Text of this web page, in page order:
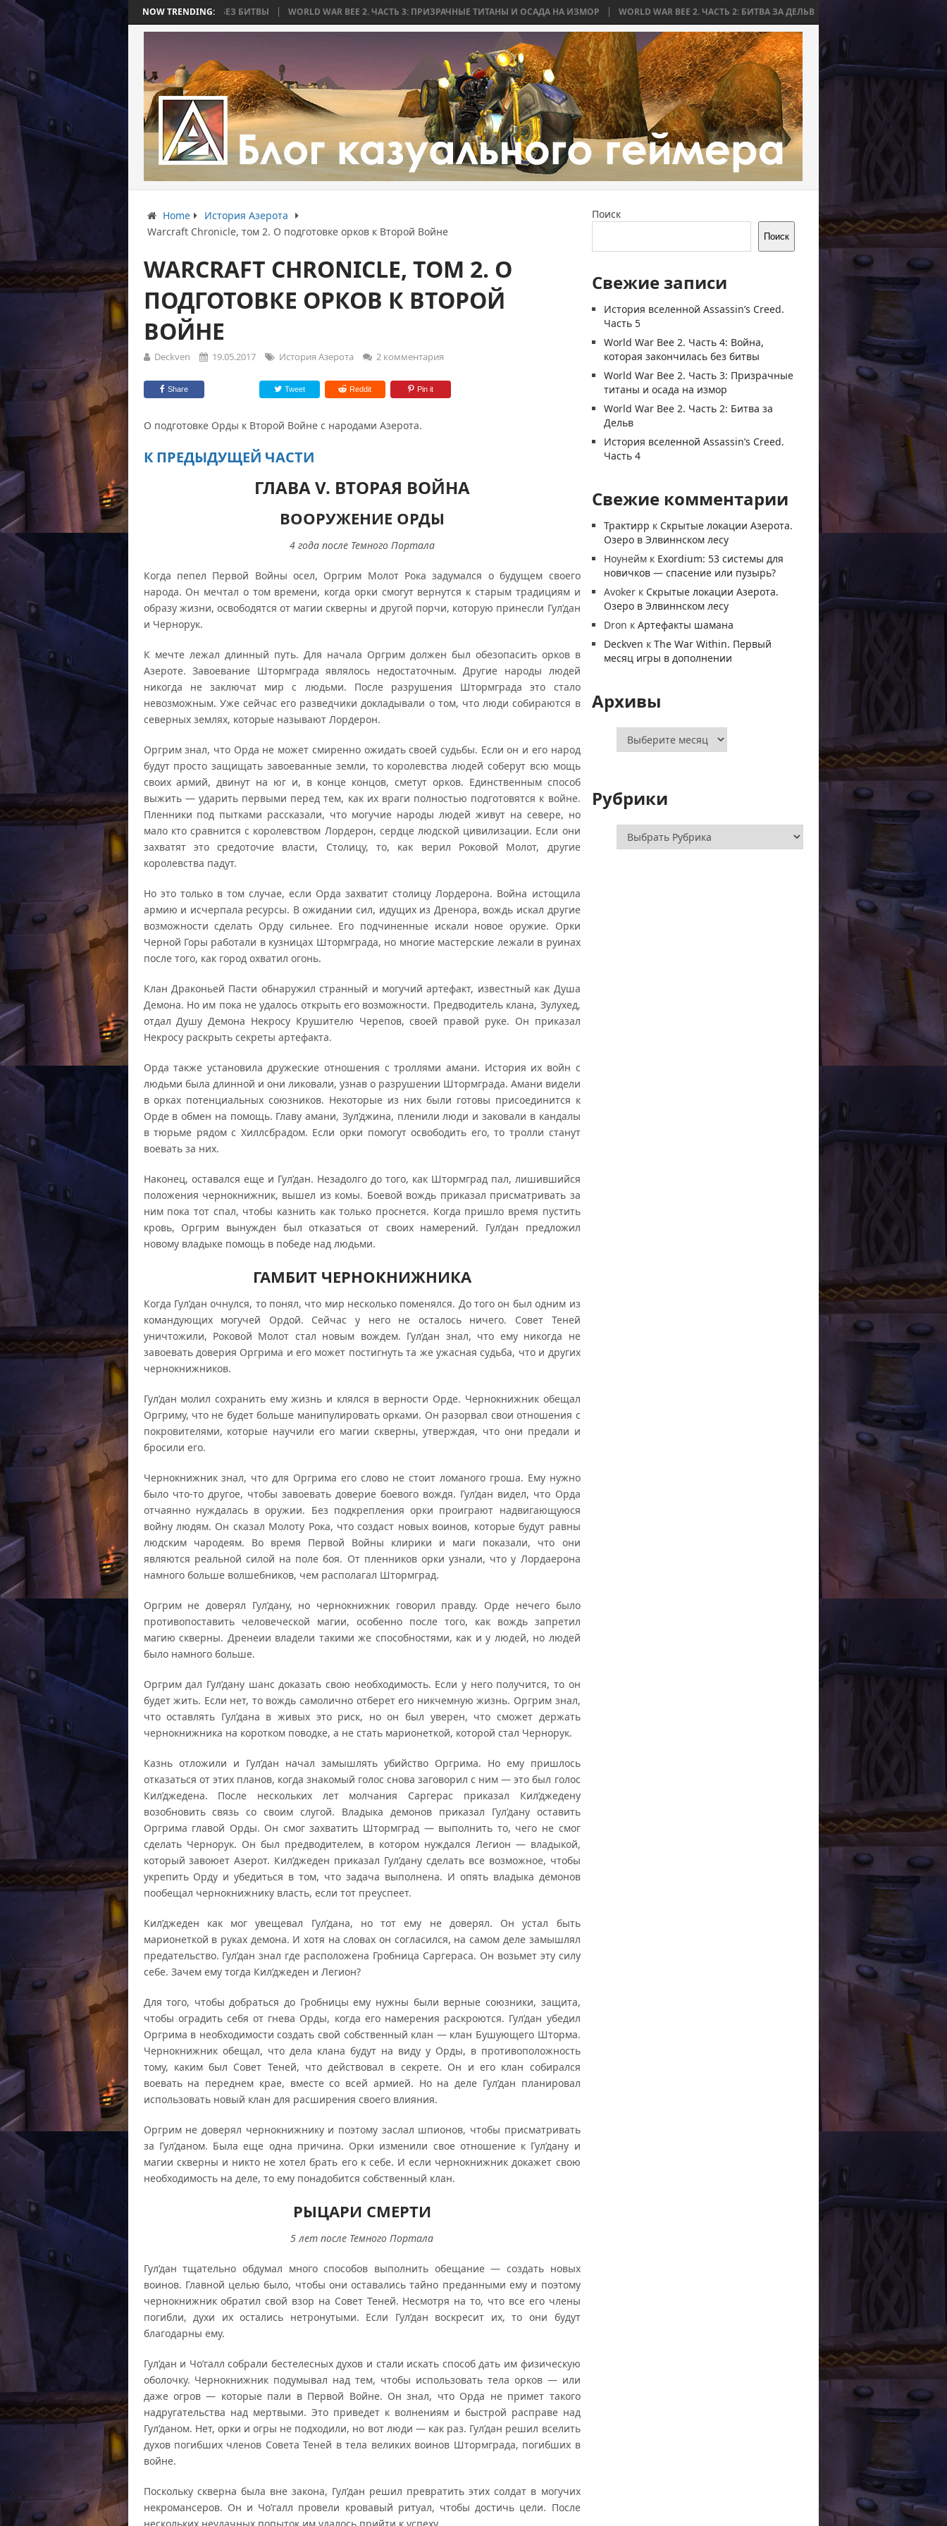
NOW TRENDING:
4: ВОЙНА, КОТОРАЯ ЗАКОНЧИЛАСЬ БЕЗ БИТВЫ WORLD WAR BEE 2. ЧАСТЬ 3: ПРИЗРАЧНЫЕ ТИТАНЫ И ОСАДА НА ИЗМОР WORLD WAR BEE 2. ЧАСТЬ 2: БИТВА ЗА ДЕЛЬВ WORLD WAR BEE 2. ЧАСТЬ 1:
Home
История Азерота
Warcraft Chronicle, том 2. О подготовке орков к Второй Войне
WARCRAFT CHRONICLE, ТОМ 2. О
ПОДГОТОВКЕ ОРКОВ К ВТОРОЙ
ВОЙНЕ
Deckven 19.05.2017 История Азерота 2 комментария
Share Tweet Reddit Pin it
О подготовке Орды к Второй Войне с народами Азерота.
К ПРЕДЫДУЩЕЙ ЧАСТИ
ГЛАВА V. ВТОРАЯ ВОЙНА
ВООРУЖЕНИЕ ОРДЫ
4 года после Темного Портала
Когда пепел Первой Войны осел, Оргрим Молот Рока задумался о будущем своего
народа. Он мечтал о том времени, когда орки смогут вернутся к старым традициям и
образу жизни, освободятся от магии скверны и другой порчи, которую принесли Гул’дан
и Чернорук.
К мечте лежал длинный путь. Для начала Оргрим должен был обезопасить орков в
Азероте. Завоевание Штормграда являлось недостаточным. Другие народы людей
никогда не заключат мир с людьми. После разрушения Штормграда это стало
невозможным. Уже сейчас его разведчики докладывали о том, что люди собираются в
северных землях, которые называют Лордерон.
Оргрим знал, что Орда не может смиренно ожидать своей судьбы. Если он и его народ
будут просто защищать завоеванные земли, то королевства людей соберут всю мощь
своих армий, двинут на юг и, в конце концов, сметут орков. Единственным способ
выжить — ударить первыми перед тем, как их враги полностью подготовятся к войне.
Пленники под пытками рассказали, что могучие народы людей живут на севере, но
мало кто сравнится с королевством Лордерон, сердце людской цивилизации. Если они
захватят это средоточие власти, Столицу, то, как верил Роковой Молот, другие
королевства падут.
Но это только в том случае, если Орда захватит столицу Лордерона. Война истощила
армию и исчерпала ресурсы. В ожидании сил, идущих из Дренора, вождь искал другие
возможности сделать Орду сильнее. Его подчиненные искали новое оружие. Орки
Черной Горы работали в кузницах Штормграда, но многие мастерские лежали в руинах
после того, как город охватил огонь.
Клан Драконьей Пасти обнаружил странный и могучий артефакт, известный как Душа
Демона. Но им пока не удалось открыть его возможности. Предводитель клана, Зулухед,
отдал Душу Демона Некросу Крушителю Черепов, своей правой руке. Он приказал
Некросу раскрыть секреты артефакта.
Орда также установила дружеские отношения с троллями амани. История их войн с
людьми была длинной и они ликовали, узнав о разрушении Штормграда. Амани видели
в орках потенциальных союзников. Некоторые из них были готовы присоединится к
Орде в обмен на помощь. Главу амани, Зул’джина, пленили люди и заковали в кандалы
в тюрьме рядом с Хиллсбрадом. Если орки помогут освободить его, то тролли станут
воевать за них.
Наконец, оставался еще и Гул’дан. Незадолго до того, как Штормград пал, лишившийся
положения чернокнижник, вышел из комы. Боевой вождь приказал присматривать за
ним пока тот спал, чтобы казнить как только проснется. Когда пришло время пустить
кровь, Оргрим вынужден был отказаться от своих намерений. Гул’дан предложил
новому владыке помощь в победе над людьми.
ГАМБИТ ЧЕРНОКНИЖНИКА
Когда Гул’дан очнулся, то понял, что мир несколько поменялся. До того он был одним из
командующих могучей Ордой. Сейчас у него не осталось ничего. Совет Теней
уничтожили, Роковой Молот стал новым вождем. Гул’дан знал, что ему никогда не
завоевать доверия Оргрима и его может постигнуть та же ужасная судьба, что и других
чернокнижников.
Гул’дан молил сохранить ему жизнь и клялся в верности Орде. Чернокнижник обещал
Оргриму, что не будет больше манипулировать орками. Он разорвал свои отношения с
покровителями, которые научили его магии скверны, утверждая, что они предали и
бросили его.
Чернокнижник знал, что для Оргрима его слово не стоит ломаного гроша. Ему нужно
было что-то другое, чтобы завоевать доверие боевого вождя. Гул’дан видел, что Орда
отчаянно нуждалась в оружии. Без подкрепления орки проиграют надвигающуюся
войну людям. Он сказал Молоту Рока, что создаст новых воинов, которые будут равны
людским чародеям. Во время Первой Войны клирики и маги показали, что они
являются реальной силой на поле боя. От пленников орки узнали, что у Лордаерона
намного больше волшебников, чем располагал Штормград.
Оргрим не доверял Гул’дану, но чернокнижник говорил правду. Орде нечего было
противопоставить человеческой магии, особенно после того, как вождь запретил
магию скверны. Дренеии владели такими же способностями, как и у людей, но людей
было намного больше.
Оргрим дал Гул’дану шанс доказать свою необходимость. Если у него получится, то он
будет жить. Если нет, то вождь самолично отберет его никчемную жизнь. Оргрим знал,
что оставлять Гул’дана в живых это риск, но он был уверен, что сможет держать
чернокнижника на коротком поводке, а не стать марионеткой, которой стал Чернорук.
Казнь отложили и Гул’дан начал замышлять убийство Оргрима. Но ему пришлось
отказаться от этих планов, когда знакомый голос снова заговорил с ним — это был голос
Кил’джедена. После нескольких лет молчания Саргерас приказал Кил’джедену
возобновить связь со своим слугой. Владыка демонов приказал Гул’дану оставить
Оргрима главой Орды. Он смог захватить Штормград — выполнить то, чего не смог
сделать Чернорук. Он был предводителем, в котором нуждался Легион — владыкой,
который завоюет Азерот. Кил’джеден приказал Гул’дану сделать все возможное, чтобы
укрепить Орду и убедиться в том, что задача выполнена. И опять владыка демонов
пообещал чернокнижнику власть, если тот преуспеет.
Кил’джеден как мог увещевал Гул’дана, но тот ему не доверял. Он устал быть
марионеткой в руках демона. И хотя на словах он согласился, на самом деле замышлял
предательство. Гул’дан знал где расположена Гробница Саргераса. Он возьмет эту силу
себе. Зачем ему тогда Кил’джеден и Легион?
Для того, чтобы добраться до Гробницы ему нужны были верные союзники, защита,
чтобы оградить себя от гнева Орды, когда его намерения раскроются. Гул’дан убедил
Оргрима в необходимости создать свой собственный клан — клан Бушующего Шторма.
Чернокнижник обещал, что дела клана будут на виду у Орды, в противоположность
тому, каким был Совет Теней, что действовал в секрете. Он и его клан собирался
воевать на переднем крае, вместе со всей армией. Но на деле Гул’дан планировал
использовать новый клан для расширения своего влияния.
Оргрим не доверял чернокнижнику и поэтому заслал шпионов, чтобы присматривать
за Гул’даном. Была еще одна причина. Орки изменили свое отношение к Гул’дану и
магии скверны и никто не хотел брать его к себе. И если чернокнижник докажет свою
необходимость на деле, то ему понадобится собственный клан.
РЫЦАРИ СМЕРТИ
5лет после Темного Портала
Гул’дан тщательно обдумал много способов выполнить обещание — создать новых
воинов. Главной целью было, чтобы они оставались тайно преданными ему и поэтому
чернокнижник обратил свой взор на Совет Теней. Несмотря на то, что все его члены
погибли, духи их остались нетронутыми. Если Гул’дан воскресит их, то они будут
благодарны ему.
Гул’дан и Чо’галл собрали бестелесных духов и стали искать способ дать им физическую
оболочку. Чернокнижник подумывал над тем, чтобы использовать тела орков — или
даже огров — которые пали в Первой Войне. Он знал, что Орда не примет такого
надругательства над мертвыми. Это приведет к волнениям и быстрой расправе над
Гул’даном. Нет, орки и огры не подходили, но вот люди — как раз. Гул’дан решил вселить
духов погибших членов Совета Теней в тела великих воинов Штормграда, погибших в
войне.
Поскольку скверна была вне закона, Гул’дан решил превратить этих солдат в могучих
некромансеров. Он и Чо’галл провели кровавый ритуал, чтобы достичь цели. После
Поиск
Поиск
Свежие записи
История вселенной Assassin’s Creed.
Часть 5
World War Bee 2. Часть 4: Война,
которая закончилась без битвы
World War Bee 2. Часть 3: Призрачные
титаны и осада на измор
World War Bee 2. Часть 2: Битва за
Дельв
История вселенной Assassin’s Creed.
Часть 4
Свежие комментарии
Трактирр к Скрытые локации Азерота.
Озеро в Элвиннском лесу
Ноунейм к Exordium: 53 системы для
новичков — спасение или пузырь?
Avoker к Скрытые локации Азерота.
Озеро в Элвиннском лесу
Dron кАртефакты шамана
Deckven кThe War Within. Первый
месяц игры в дополнении
Архивы
Архивы
Рубрики
Рубрики